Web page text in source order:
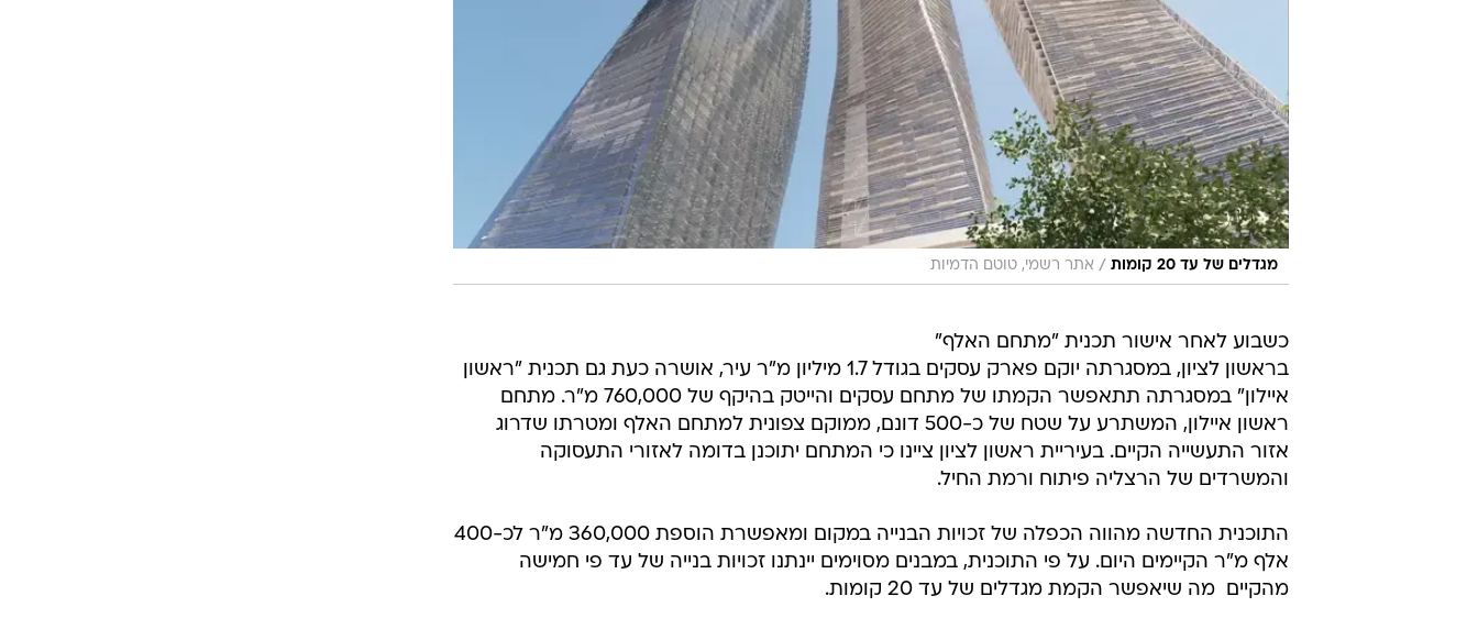
מגדלים של עד 20 קומות / אתר רשמי, טוטם הדמיות
כשבוע לאחר אישור תכנית "מתחם האלף"
בראשון לציון, במסגרתה יוקם פארק עסקים בגודל 1.7 מיליון מ"ר עיר, אושרה כעת גם תכנית "ראשון
איילון" במסגרתה תתאפשר הקמתו של מתחם עסקים והייטק בהיקף של 760,000 מ"ר. מתחם
ראשון איילון, המשתרע על שטח של כ-500 דונם, ממוקם צפונית למתחם האלף ומטרתו שדרוג
אזור התעשייה הקיים. בעיריית ראשון לציון ציינו כי המתחם יתוכנן בדומה לאזורי התעסוקה
והמשרדים של הרצליה פיתוח ורמת החיל.
התוכנית החדשה מהווה הכפלה של זכויות הבנייה במקום ומאפשרת הוספת 360,000 מ"ר לכ-400
אלף מ"ר הקיימים היום. על פי התוכנית, במבנים מסוימים יינתנו זכויות בנייה של עד פי חמישה
מהקיים  מה שיאפשר הקמת מגדלים של עד 20 קומות.